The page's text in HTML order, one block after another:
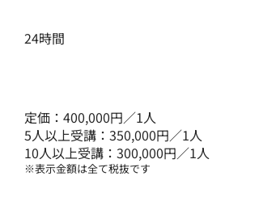
24時間
定価：400,000円／1人
5人以上受講：350,000円／1人
10人以上受講：300,000円／1人
​※表示金額は全て税抜です